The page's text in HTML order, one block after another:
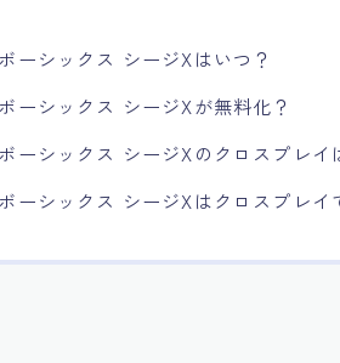
ーシックス シージXはいつ？
ーシックス シージXが無料化？
ーシックス シージXのクロスプレイ
ーシックス シージXはクロスプレイ